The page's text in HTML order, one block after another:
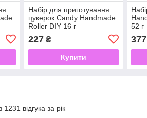
Набір для приготування
цукерок Candy Handmade
Roller DIY 16 г
227₴
Купити
52 г
377
відгука за рік